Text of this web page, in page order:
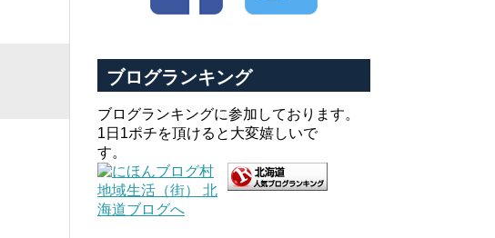
ブログランキング
ブログランキングに参加しております。
1日1ポチを頂けると大変嬉しいで
す。